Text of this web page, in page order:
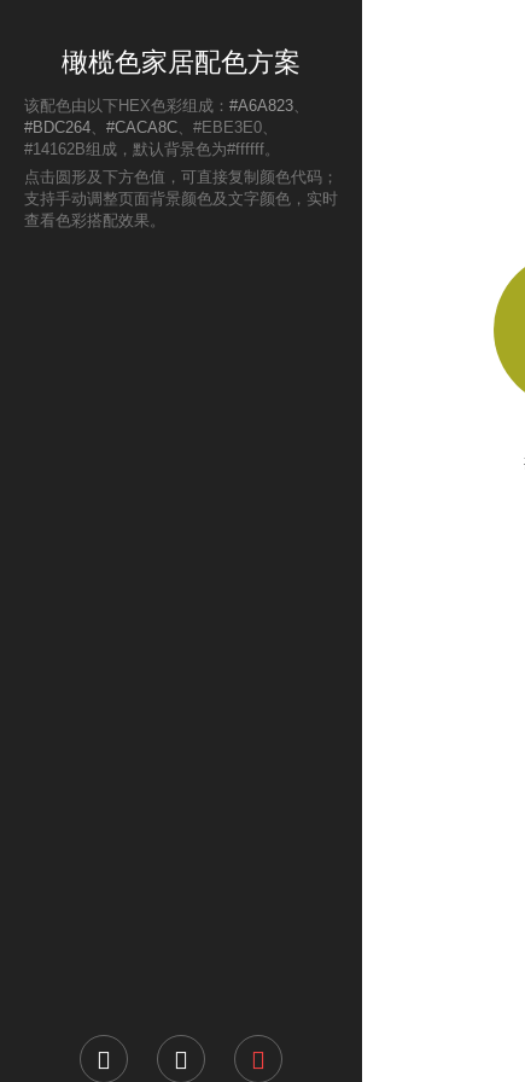
橄榄色家居配色方案
该配色由以下HEX色彩组成： #A6A823、
#BDC264、 #CACA8C、#EBE3E0、
#14162B组成，默认背景色为#ffffff。
点击圆形及下方色值，可直接复制颜色代码；
支持手动调整页面背景颜色及文字颜色，实时
查看色彩搭配效果。